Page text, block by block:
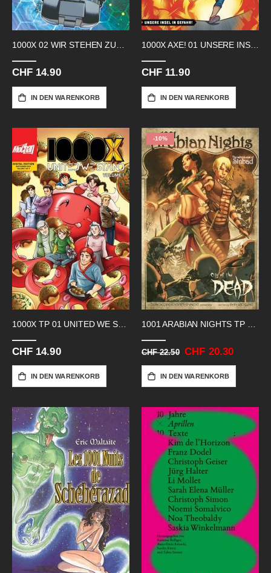
CHF 14.90
IN DEN WARENKORB
1000X AXE! 01 UNSERE INSEL IN GEFAHR
CHF 11.90
IN DEN WARENKORB
1000X TP 01 UNITED WE STAND
CHF 14.90
IN DEN WARENKORB
-10%
CHF 22.50 Sonderangebot
CHF 20.30
IN DEN WARENKORB